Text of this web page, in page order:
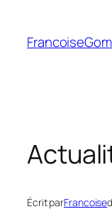
contenu
Écrit parFrancoise